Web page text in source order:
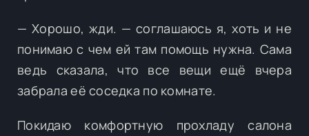
— Хорошо, жди. — соглашаюсь я, хоть и не
понимаю с чем ей там помощь нужна. Сама
ведь сказала, что все вещи ещё вчера
забрала её соседка по комнате.
Покидаю комфортную прохладу салона